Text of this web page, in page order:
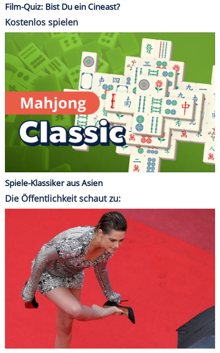
Film-Quiz: Bist Du ein Cineast?
Kostenlos spielen
Spiele-Klassiker aus Asien
Die Öffentlichkeit schaut zu: